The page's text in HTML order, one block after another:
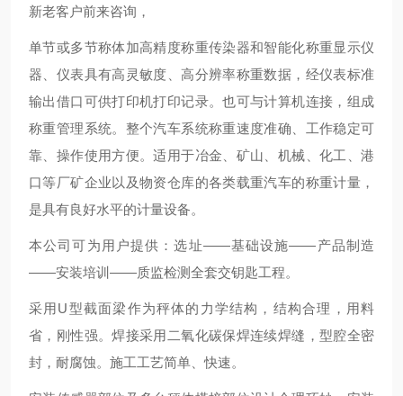
新老客户前来咨询，
单节或多节称体加高精度称重传染器和智能化称重显示仪
器、仪表具有高灵敏度、高分辨率称重数据，经仪表标准
输出借口可供打印机打印记录。也可与计算机连接，组成
称重管理系统。整个汽车系统称重速度准确、工作稳定可
靠、操作使用方便。适用于冶金、矿山、机械、化工、港
口等厂矿企业以及物资仓库的各类载重汽车的称重计量，
是具有良好水平的计量设备。
本公司可为用户提供：选址——基础设施——产品制造
——安装培训——质监检测全套交钥匙工程。
采用U型截面梁作为秤体的力学结构，结构合理，用料
省，刚性强。焊接采用二氧化碳保焊连续焊缝，型腔全密
封，耐腐蚀。施工工艺简单、快速。